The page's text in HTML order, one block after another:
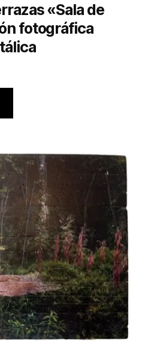
«Sala de
fotográfica